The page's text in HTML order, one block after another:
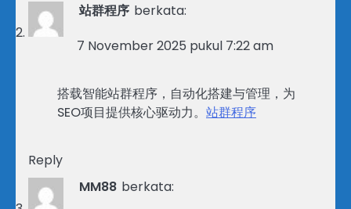
站群程序 berkata:
7 November 2025 pukul 7:22 am
搭载智能站群程序，自动化搭建与管理，为
SEO项目提供核心驱动力。 站群程序
Reply
MM88 berkata: